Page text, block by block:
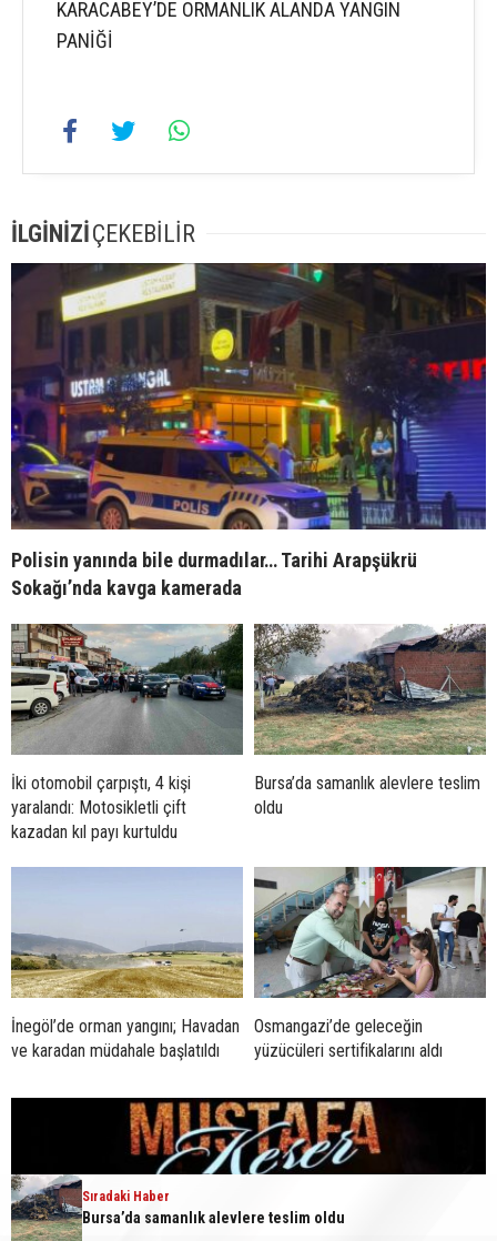
Sıradaki Haber
KARACABEY’DE ORMANLIK ALANDA YANGIN
PANİĞİ
İLGİNİZİÇEKEBİLİR
Polisin yanında bile durmadılar… Tarihi Arapşükrü
Sokağı’nda kavga kamerada
İki otomobil çarpıştı, 4 kişi
yaralandı: Motosikletli çift
kazadan kıl payı kurtuldu
Bursa’da samanlık alevlere teslim
oldu
İnegöl’de orman yangını; Havadan
ve karadan müdahale başlatıldı
Osmangazi’de geleceğin
yüzücüleri sertifikalarını aldı
Sıradaki Haber
Bursa’da samanlık alevlere teslim oldu